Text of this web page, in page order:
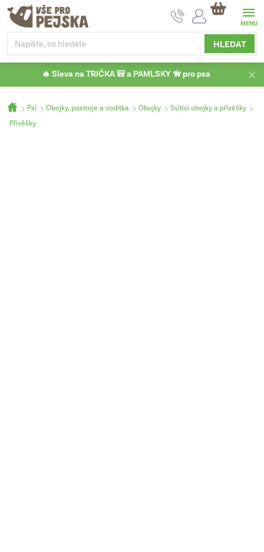
Přejít
obsah
HLEDAT
NÁKUPNÍ
KOŠÍK
🔥 Sleva na TRIČKA 🎒 a PAMLSKY 🦮 pro psa
Domů
Psi Obojky, postroje a vodítka Obojky
Svítící obojky a přívěšky
Přívěšky